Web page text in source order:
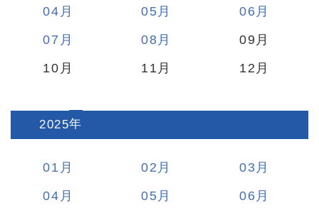
04 05
06
07
08
09
10
11 12
2025:
01 02
03
04
05
06